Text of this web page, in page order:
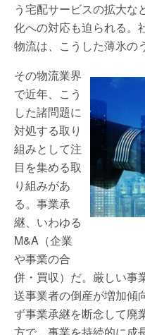
う宅配サービスの拡大な
化への対応も迫られる。
物流は、こうした薄氷の
その物流業界
で近年、こう
した諸問題に
対処する取り
組みとして注
目を集める取
り組みがあ
る。事業承
継、いわゆる
M&A（企業
や事業の合
併・買収）だ。厳しい事
送事業者の倒産が増加傾
ず事業承継を断念して廃